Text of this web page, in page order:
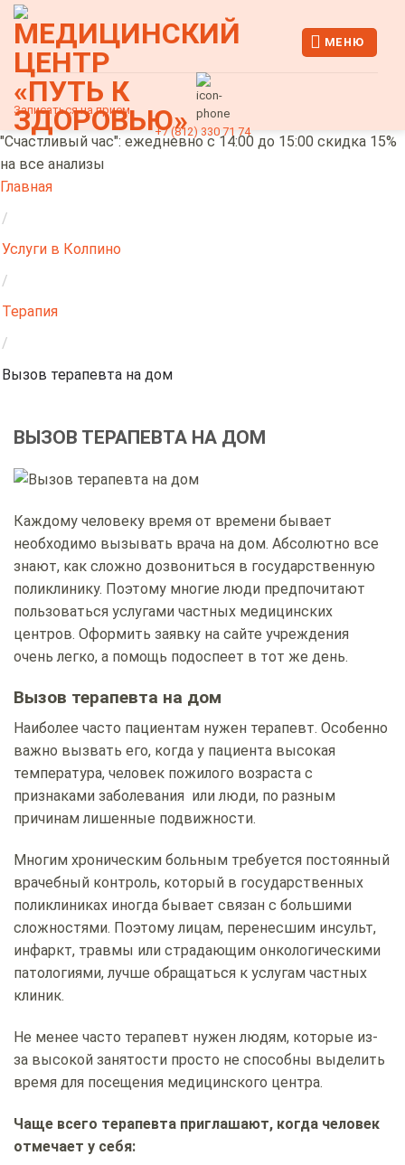
Skip
content
МЕНЮ
+7 (812) 330 71 74
Записаться на прием
"Счастливый час": ежедневно с 14:00 до 15:00 скидка 15%
на все анализы
Главная
/
Услуги в Колпино
/
Терапия
/
Вызов терапевта на дом
ВЫЗОВ ТЕРАПЕВТА НА ДОМ
Каждому человеку время от времени бывает
необходимо вызывать врача на дом. Абсолютно все
знают, как сложно дозвониться в государственную
поликлинику. Поэтому многие люди предпочитают
пользоваться услугами частных медицинских
центров. Оформить заявку на сайте учреждения
очень легко, а помощь подоспеет в тот же день.
Вызов терапевта на дом
Наиболее часто пациентам нужен терапевт. Особенно
важно вызвать его, когда у пациента высокая
температура, человек пожилого возраста с
признаками заболевания или люди, по разным
причинам лишенные подвижности.
Многим хроническим больным требуется постоянный
врачебный контроль, который в государственных
поликлиниках иногда бывает связан с большими
сложностями. Поэтому лицам, перенесшим инсульт,
инфаркт, травмы или страдающим онкологическими
патологиями, лучше обращаться к услугам частных
клиник.
Не менее часто терапевт нужен людям, которые из-
за высокой занятости просто не способны выделить
время для посещения медицинского центра.
Чаще всего терапевта приглашают, когда человек
отмечает у себя: